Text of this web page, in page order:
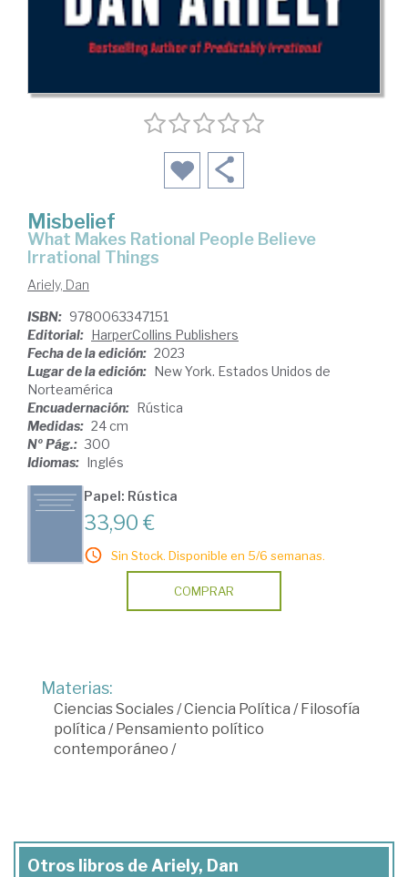
Misbelief
What Makes Rational People Believe
Irrational Things
Ariely, Dan
ISBN: 9780063347151
Editorial: HarperCollins Publishers
Fecha de la edición: 2023
Lugar de la edición: New York. Estados Unidos de
Norteamérica
Encuadernación: Rústica
Medidas: 24 cm
Nº Pág.: 300
Idiomas: Inglés
Papel: Rústica
33,90 €
Sin Stock. Disponible en 5/6 semanas.
COMPRAR
Materias:
Ciencias Sociales/Ciencia Política / Filosofía
política / Pensamiento político
contemporáneo /
Otros libros de Ariely, Dan